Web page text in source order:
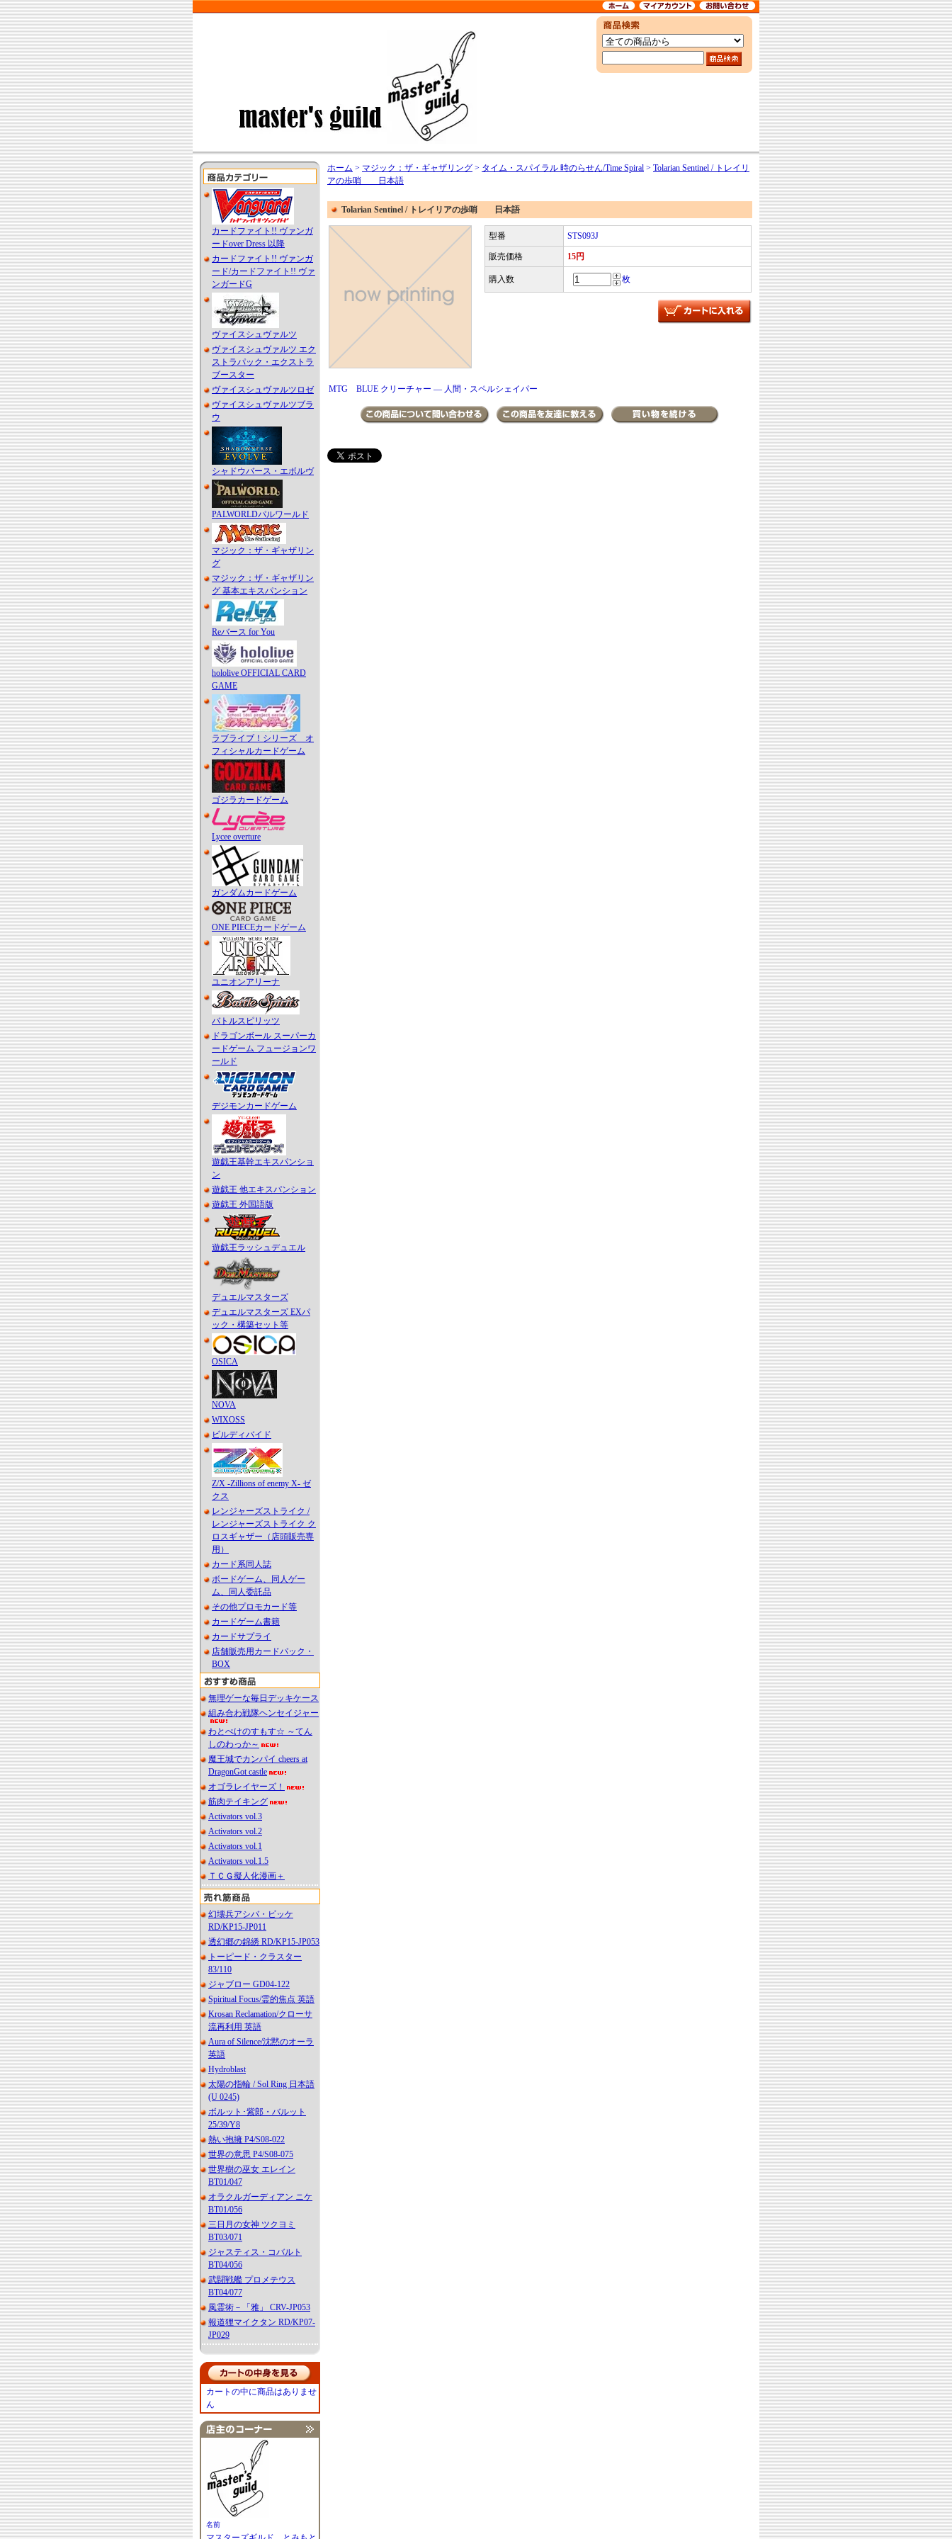
カードファイト!! ヴァンガ
ードover Dress 以降
カードファイト!! ヴァンガ
ード/カードファイト!! ヴァ
ンガードG
ヴァイスシュヴァルツ
ヴァイスシュヴァルツ エク
ストラパック・エクストラ
ブースター
ヴァイスシュヴァルツロゼ
ヴァイスシュヴァルツブラ
ウ
シャドウバース・エボルヴ
PALWORLDパルワールド
マジック：ザ・ギャザリン
グ
マジック：ザ・ギャザリン
グ 基本エキスパンション
Reバース for You
hololive OFFICIAL CARD
GAME
ラブライブ！シリーズ オ
フィシャルカードゲーム
ゴジラカードゲーム
Lycee overture
ガンダムカードゲーム
ONE PIECEカードゲーム
ユニオンアリーナ
バトルスピリッツ
ドラゴンボール スーパーカ
ードゲーム フュージョンワ
ールド
デジモンカードゲーム
遊戯王基幹エキスパンショ
ン
遊戯王 他エキスパンション
遊戯王 外国語版
遊戯王ラッシュデュエル
デュエルマスターズ
デュエルマスターズ EXパ
ック・構築セット等
OSICA
NOVA
WIXOSS
ビルディバイド
Z/X -Zillions of enemy X- ゼ
クス
レンジャーズストライク /
レンジャーズストライク ク
ロスギャザー（店頭販売専
用）
カード系同人誌
ボードゲーム、同人ゲー
ム、同人委託品
その他プロモカード等
カードゲーム書籍
カードサプライ
店舗販売用カードパック・
BOX
無理ゲーな毎日デッキケース
組み合わ戦隊ヘンセイジャー
わとぺけのすもす☆ ～てん
しのわっか～
魔王城でカンパイ cheers at
DragonGot castle
オゴラレイヤーズ！
筋肉テイキング
Activators vol.3
Activators vol.2
Activators vol.1
Activators vol.1.5
ＴＣＧ擬人化漫画＋
幻壊兵アシバ・ビッケ
RD/KP15-JP011
透幻郷の錦綉 RD/KP15-JP053
トーピード・クラスター
83/110
ジャブロー GD04-122
Spiritual Focus/霊的焦点 英語
Krosan Reclamation/クローサ
流再利用 英語
Aura of Silence/沈黙のオーラ
英語
Hydroblast
太陽の指輪 / Sol Ring 日本語
(U 0245)
ボルット･紫郎・バルット
25/39/Y8
熱い抱擁 P4/S08-022
世界の意思 P4/S08-075
世界樹の巫女 エレイン
BT01/047
オラクルガーディアン ニケ
BT01/056
三日月の女神 ツクヨミ
BT03/071
ジャスティス・コバルト
BT04/056
武闘戦艦 プロメテウス
BT04/077
風霊術－「雅」 CRV-JP053
報道狸マイクタン RD/KP07-
JP029
カートの中に商品はありませ
ん
名前
ホーム > マジック：ザ・ギャザリング > タイム・スパイラル 時のらせん/Time Spiral > Tolarian Sentinel / トレイリ
アの歩哨 日本語
Tolarian Sentinel / トレイリアの歩哨 日本語
型番 STS093J
販売価格 15円
購入数 枚
MTG BLUE クリーチャー ― 人間・スペルシェイパー